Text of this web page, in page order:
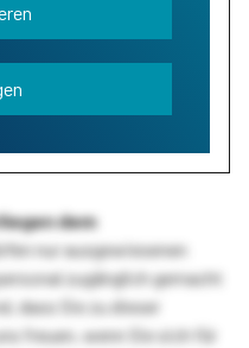
dem
nur ausgewiesenen
zugänglich gemacht
dass Sie zu dieser
freuen, wenn Sie sich für